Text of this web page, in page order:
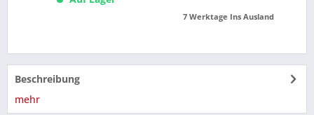
7 Werktage Ins Ausland
Beschreibung
mehr